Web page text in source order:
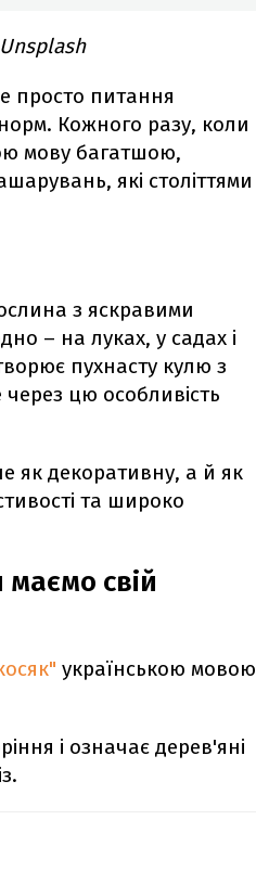
просто питання
Кожного разу, коли
мову багатшою,
які століттями
з яскравими
– на луках, у садах і
пухнасту кулю з
через цю особливість
як декоративну, а й як
та широко
свій
українською мовою
і означає дерев'яні